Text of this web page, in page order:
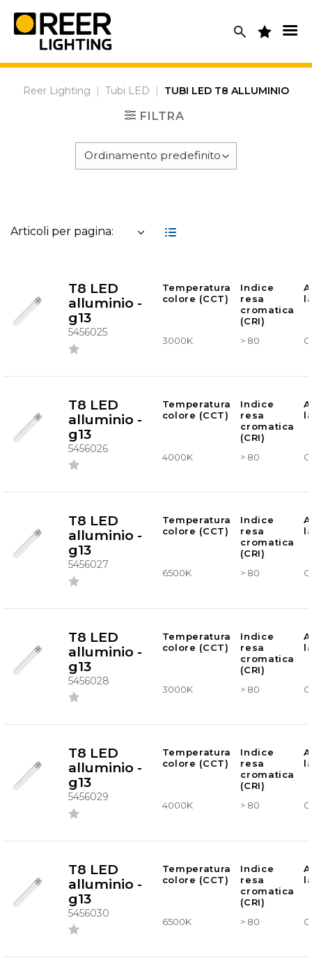
content
Reer Lighting | Tubi LED | TUBI LED T8 ALLUMINIO
FILTRA
Articoli per pagina:
T8 LED
alluminio -
g13
5456025
Temperatura
colore (CCT)
Indice
resa
cromatica
(CRI)
3000K > 80
T8 LED
alluminio -
g13
5456026
Temperatura
colore (CCT)
Indice
resa
cromatica
(CRI)
4000K > 80
T8 LED
alluminio -
g13
5456027
Temperatura
colore (CCT)
Indice
resa
cromatica
(CRI)
6500K > 80
T8 LED
alluminio -
g13
5456028
Temperatura
colore (CCT)
Indice
resa
cromatica
(CRI)
3000K > 80
T8 LED
alluminio -
g13
5456029
Temperatura
colore (CCT)
Indice
resa
cromatica
(CRI)
4000K > 80
T8 LED
alluminio -
g13
5456030
Temperatura
colore (CCT)
Indice
resa
cromatica
(CRI)
6500K > 80